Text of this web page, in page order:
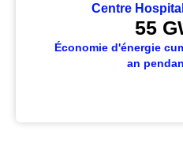
Centre
55
Économie d'énergie
an